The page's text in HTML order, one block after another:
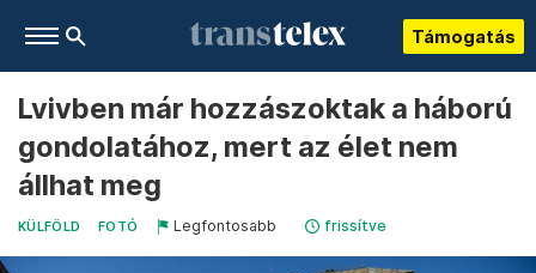
Támogatás
Lvivben már hozzászoktak a háború
gondolatához, mert az élet nem
állhat meg
KÜLFÖLD FOTÓ Legfontosabb frissítve